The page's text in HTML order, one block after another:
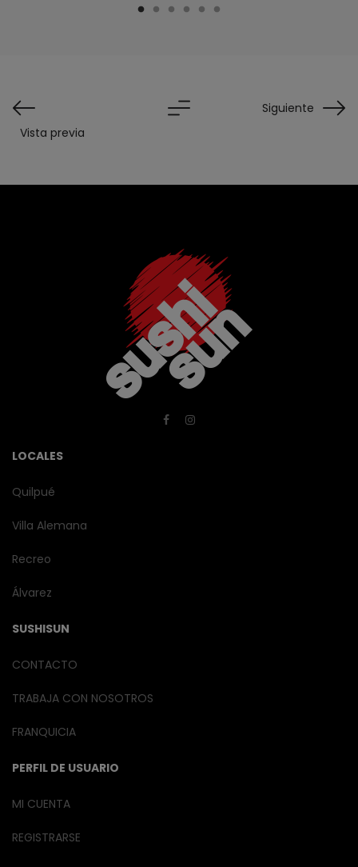
Vista previa
Siguiente
LOCALES
Quilpué
Villa Alemana
Recreo
Álvarez
SUSHISUN
CONTACTO
TRABAJA CON NOSOTROS
FRANQUICIA
PERFIL DE USUARIO
MI CUENTA
REGISTRARSE